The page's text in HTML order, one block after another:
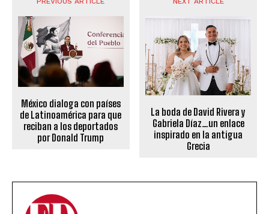
México dialoga con países
de Latinoamérica para que
reciban a los deportados
por Donald Trump
La boda de David Rivera y
Gabriela Díaz…un enlace
inspirado en la antigua
Grecia